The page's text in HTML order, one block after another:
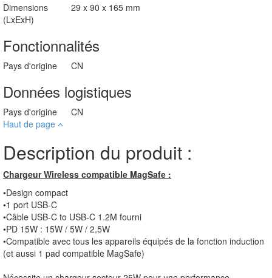
Dimensions
(LxExH)
29 x 90 x 165 mm
Fonctionnalités
Pays d'origine CN
Données logistiques
Pays d'origine
CN
Haut de page
Description du produit :
Chargeur Wireless compatible MagSafe :
•Design compact
•1 port USB-C
•Câble USB-C to USB-C 1.2M fourni
•PD 15W : 15W / 5W / 2,5W
•Compatible avec tous les appareils équipés de la fonction induction
(et aussi 1 pad compatible MagSafe)